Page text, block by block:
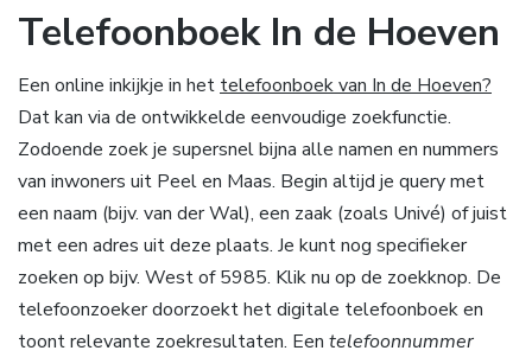
Telefoonboek In de Hoeven
Een online inkijkje in het telefoonboek van In de Hoeven?
Dat kan via de ontwikkelde eenvoudige zoekfunctie.
Zodoende zoek je supersnel bijna alle namen en nummers
van inwoners uit Peel en Maas. Begin altijd je query met
een naam (bijv. van der Wal), een zaak (zoals Univé) of juist
met een adres uit deze plaats. Je kunt nog specifieker
zoeken op bijv. West of 5985. Klik nu op de zoekknop. De
telefoonzoeker doorzoekt het digitale telefoonboek en
toont relevante zoekresultaten. Een telefoonnummer